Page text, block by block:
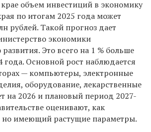
объем инвестиций в экономику
по итогам 2025 года может
рублей. Такой прогноз дает
экономики
Это всего на 1 % больше
года. Основной рост наблюдается
— компьютеры, электронные
оборудование, лекарственные
на 2026 и плановый период 2027-
оценивают, как
имеющий растущие параметры.